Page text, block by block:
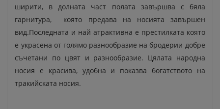
ширити, в долната част полата завършва с бяла
гарнитура, която предава на носията завършен
вид.Последната и най атрактивна е престилката която
е украсена от голямо разнообразие на бродерии добре
съчетани по цвят и разнообразие. Цялата народна
носия е красива, удобна и показва богатството на
тракийската носия.